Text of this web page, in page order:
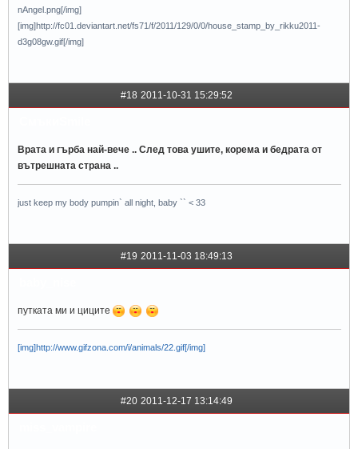
nAngel.png[/img]
[img]http://fc01.deviantart.net/fs71/f/2011/129/0/0/house_stamp_by_rikku2011-
d3g08gw.gif[/img]
#18 2011-10-31 15:29:52
Врата и гърба най-вече .. След това ушите, корема и бедрата от
вътрешната страна ..
just keep my body pumpin` all night, baby `` < 33
#19 2011-11-03 18:49:13
путката ми и циците
[img]http://www.gifzona.com/i/animals/22.gif[/img]
#20 2011-12-17 13:14:49